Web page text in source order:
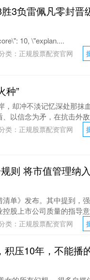
3负雷佩凡零封晋
10, \"explan....
类： 正规股票配资官网
种”
，却冲不淡记忆深处那抹
以信念为矛，在抗击外
类： 正规股票配资官网
则 将市值管理纳
单》发布。其中提到，
股上市公司质量的指导
类： 正规股票配资官网
压10年，不能播